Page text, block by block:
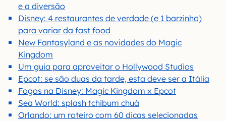
e a diversão
Disney: 4 restaurantes de verdade (e 1 barzinho)
para variar da fast food
New Fantasyland e as novidades do Magic
Kingdom
Um guia para aproveitar o Hollywood Studios
Epcot: se são duas da tarde, esta deve ser a Itália
Fogos na Disney: Magic Kingdom x Epcot
Sea World: splash tchibum chuá
Orlando: um roteiro com 60 dicas selecionadas